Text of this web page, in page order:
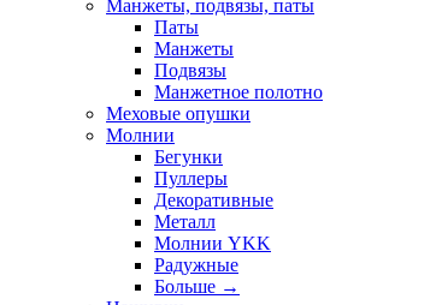
Манжеты, подвязы, паты
Паты
Манжеты
Подвязы
Манжетное полотно
Меховые опушки
Молнии
Бегунки
Пуллеры
Декоративные
Металл
Молнии YKK
Радужные
Больше →